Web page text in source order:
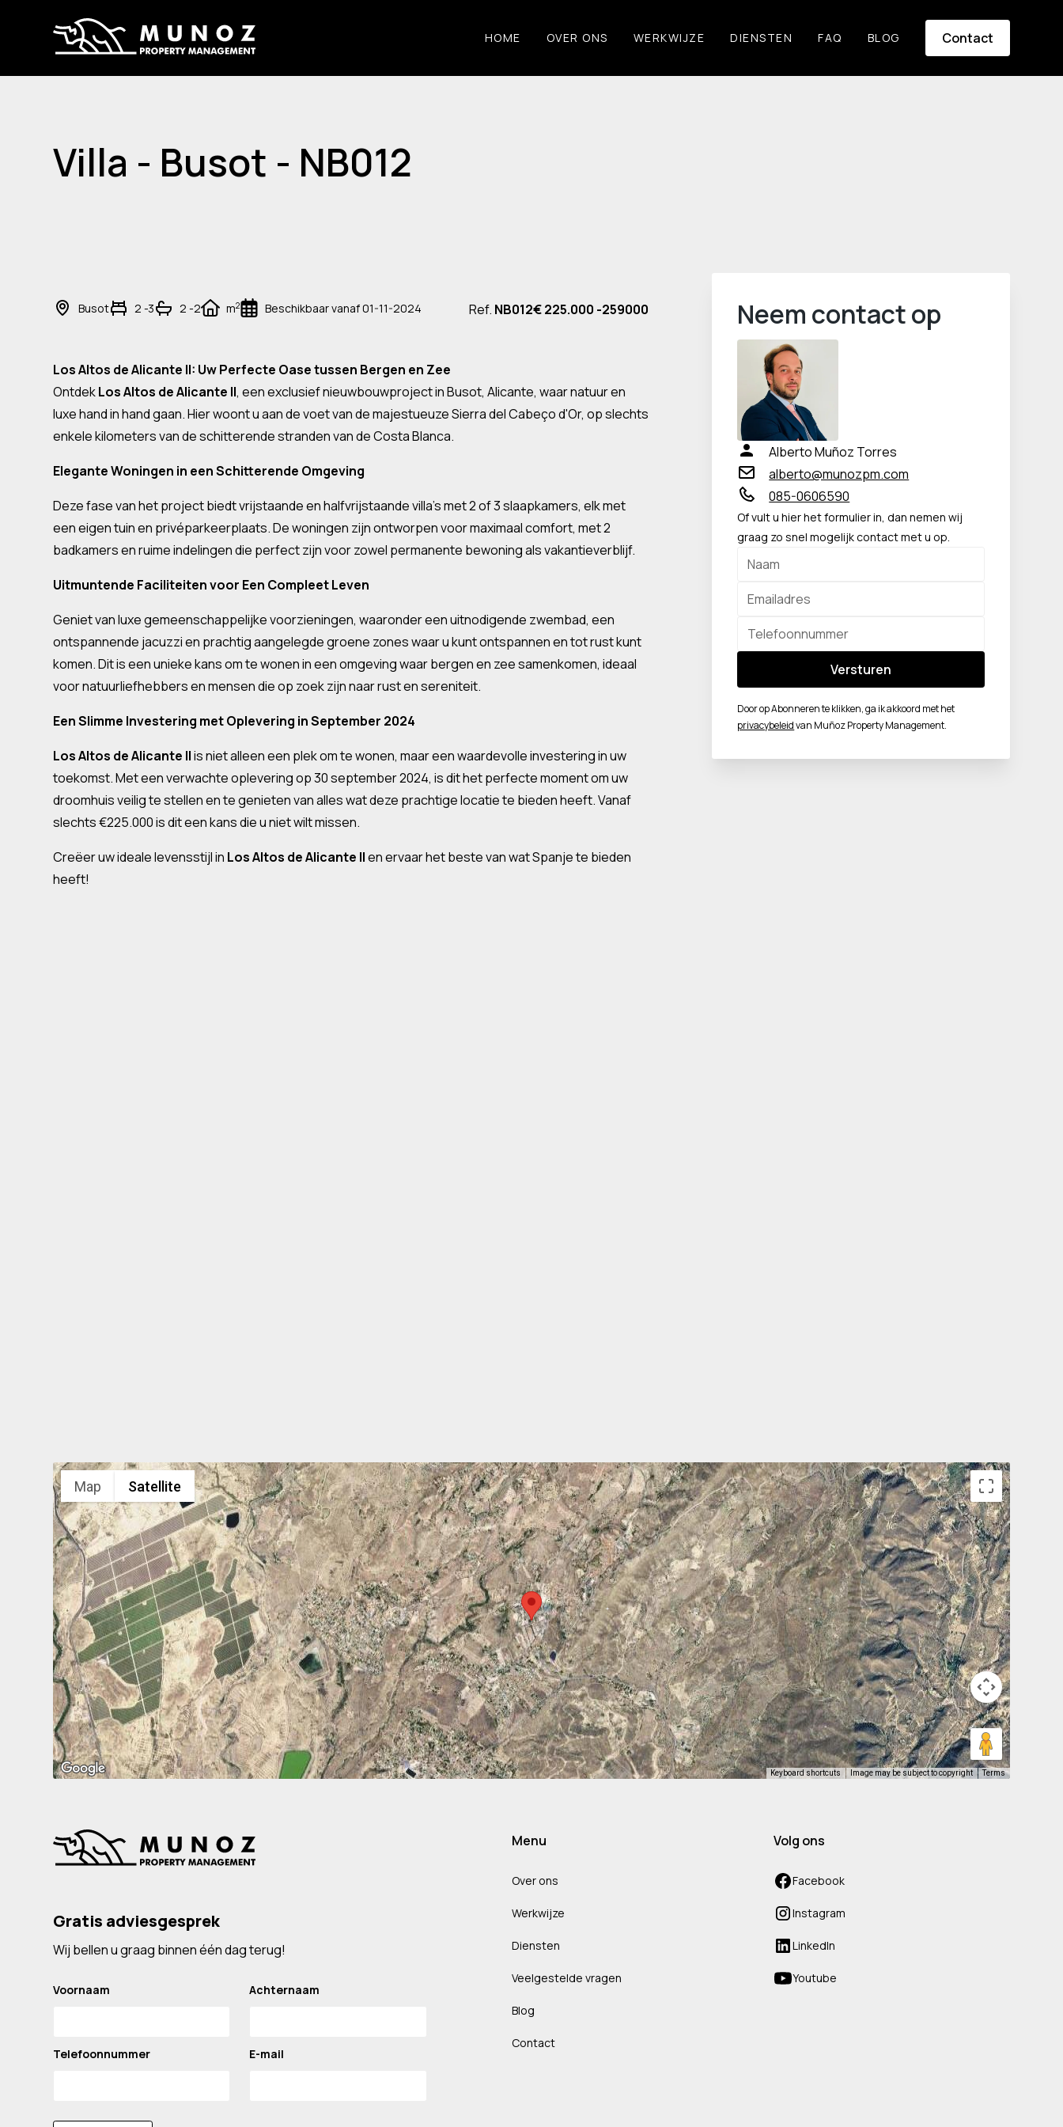
HOME OVER ONS WERKWIJZE DIENSTEN FAQ BLOG Contact
Villa - Busot - NB012
Busot 2 -3 2 -2 m2 Beschikbaar vanaf 01-11-2024 Ref. NB012€ 225.000 -259000
Los Altos de Alicante II: Uw Perfecte Oase tussen Bergen en Zee
OntdekLos Altos de Alicante II, een exclusief nieuwbouwproject in Busot, Alicante, waar natuur en
luxe hand in hand gaan. Hier woont u aan de voet van de majestueuze Sierra del Cabeço d'Or, op slechts
enkele kilometers van de schitterende stranden van de Costa Blanca.
Elegante Woningen in een Schitterende Omgeving
Deze fase van het project biedt vrijstaande en halfvrijstaande villa's met 2 of 3 slaapkamers, elk met
een eigen tuin en privéparkeerplaats. De woningen zijn ontworpen voor maximaal comfort, met 2
badkamers en ruime indelingen die perfect zijn voor zowel permanente bewoning als vakantieverblijf.
Uitmuntende Faciliteiten voor Een Compleet Leven
Geniet van luxe gemeenschappelijke voorzieningen, waaronder een uitnodigende zwembad, een
ontspannende jacuzzi en prachtig aangelegde groene zones waar u kunt ontspannen en tot rust kunt
komen. Dit is een unieke kans om te wonen in een omgeving waar bergen en zee samenkomen, ideaal
voor natuurliefhebbers en mensen die op zoek zijn naar rust en sereniteit.
Een Slimme Investering met Oplevering in September 2024
Los Altos de Alicante IIis niet alleen een plek om te wonen, maar een waardevolle investering in uw
toekomst. Met een verwachte oplevering op 30 september 2024, is dit het perfecte moment om uw
droomhuis veilig te stellen en te genieten van alles wat deze prachtige locatie te bieden heeft. Vanaf
slechts €225.000 is dit een kans die u niet wilt missen.
Creëer uw ideale levensstijl in Los Altos de Alicante IIen ervaar het beste van wat Spanje te bieden
heeft!
Neem contact op
Alberto Muñoz Torres
alberto@munozpm.com
085-0606590
Of vult u hier het formulier in, dan nemen wij
graag zo snel mogelijk contact met u op.
Door op Abonneren te klikken, ga ik akkoord met het
privacybeleidvan Muñoz Property Management.
Map Satellite
Keyboard shortcuts Image may be subject to copyright Terms
Gratis adviesgesprek
Wij bellen u graag binnen één dag terug!
Voornaam Achternaam
Telefoonnummer E-mail
Menu
Over ons
Werkwijze
Diensten
Veelgestelde vragen
Blog
Contact
Volg ons
Facebook
Instagram
LinkedIn
Youtube